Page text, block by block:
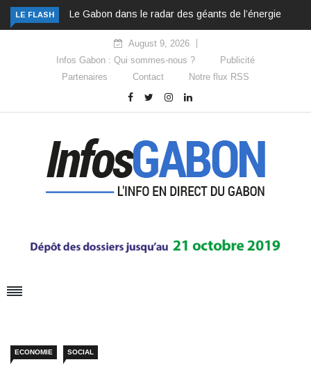
LE FLASH Le Gabon dans le radar des géants de l’énergie
August 9, 2026
Infos Gabon : Qui sommes-nous ?
Publicité
Partenaires
Contact Notre flux RSS
ECONOMIE SOCIAL